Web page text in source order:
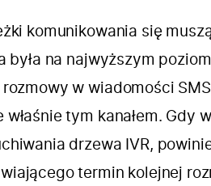
komunikowania się
była na najwyższym
w wiadomości
właśnie tym kanałem. Gdy
drzewa IVR,
termin kolejnej